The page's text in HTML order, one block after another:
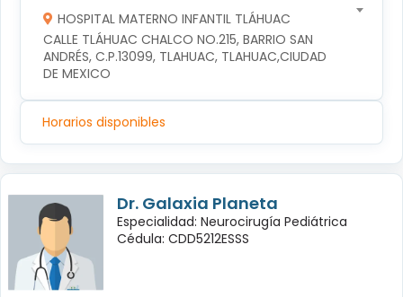
HOSPITAL MATERNO INFANTIL TLÁHUAC
CALLE TLÁHUAC CHALCO NO.215, BARRIO SAN
ANDRÉS, C.P.13099, TLAHUAC, TLAHUAC,CIUDAD
DE MEXICO
Horarios disponibles
Dr. Galaxia Planeta
Especialidad: Neurocirugía Pediátrica
Cédula: CDD5212ESSS